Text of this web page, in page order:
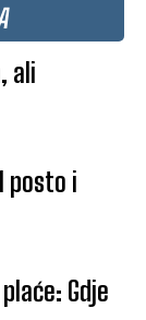
ali
posto i
Gdje